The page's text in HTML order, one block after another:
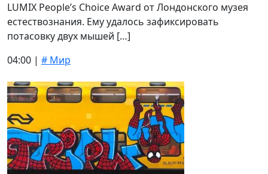
LUMIX People’s Choice Award от Лондонского музея
естествознания. Ему удалось зафиксировать
потасовку двух мышей […]
04:00 | # Мир